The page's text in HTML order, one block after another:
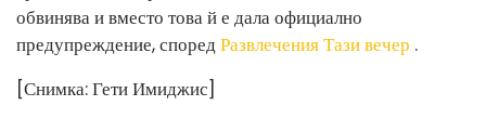
обвинява и вместо това й е дала официално
предупреждение, споредРазвлечения Тази вечер .
[Снимка: Гети Имиджис]